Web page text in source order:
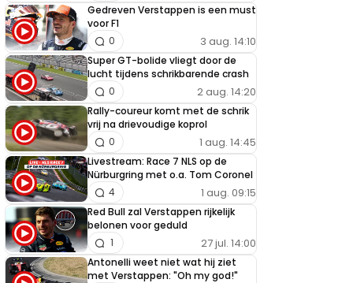
Gedreven Verstappen is een must
voor F1
3 aug. 14:10
0
Super GT-bolide vliegt door de
lucht tijdens schrikbarende crash
2 aug. 14:20
0
Rally-coureur komt met de schrik
vrij na drievoudige koprol
1 aug. 14:45
0
Livestream: Race 7 NLS op de
Nürburgring met o.a. Tom Coronel
1 aug. 09:15
4
Red Bull zal Verstappen rijkelijk
belonen voor geduld
27 jul. 14:00
1
Antonelli weet niet wat hij ziet
met Verstappen: "Oh my god!"